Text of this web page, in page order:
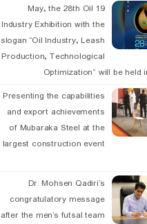
19 May, the 28th Oil
Industry Exhibition with the
slogan “Oil Industry, Leash
Production, Technological
Optimization” will be held
Presenting the capabilities
and export achievements
of Mubaraka Steel at the
largest construction event
Dr. Mohsen Qadiri’s
congratulatory message
after the men’s futsal team